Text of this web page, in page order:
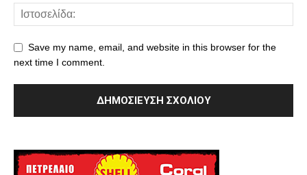
Save my name, email, and website in this browser for the
next time I comment.